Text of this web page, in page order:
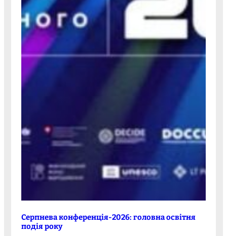
Серпнева конференція-2026: головна освітня
подія року